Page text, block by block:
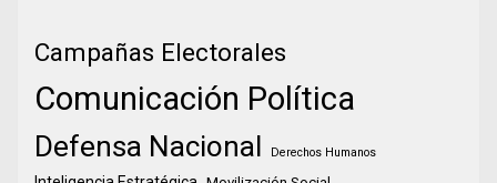
Campañas Electorales
Comunicación Política
Defensa Nacional Derechos Humanos